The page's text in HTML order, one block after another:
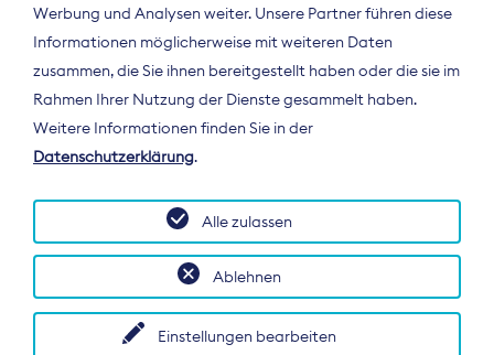
Der Bundesverband Digitalpublisher und
Zeitungsverleger (BDZV) vertritt als
Spitzenorganisation die Interessen der
Deutschland und auf EU-Ebene.
Werbung und Analysen weiter. Unsere Partner führen diese
Informationen möglicherweise mit weiteren Daten
zusammen, die Sie ihnen bereitgestellt haben oder die sie im
Rahmen Ihrer Nutzung der Dienste gesammelt haben.
Weitere Informationen finden Sie in der
Datenschutzerklärung.
Einstellungen bearbeiten
Ablehnen
Alle zulassen